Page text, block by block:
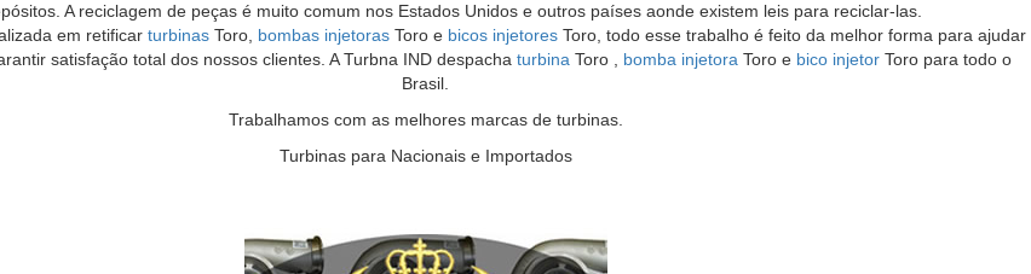
A reciclagem de peças é muito comum nos Estados Unidos e outros países aonde existem leis para reciclar-las.
em retificar turbinasToro, bombas injetorasToro e bicos injetoresToro, todo esse trabalho é feito da melhor forma para ajudar
satisfação total dos nossos clientes. A Turbna IND despachaturbina Toro , bomba injetora Toro e bico injetor Toro para todo o
Brasil.
Trabalhamos com as melhores marcas de turbinas.
Turbinas para Nacionais e Importados